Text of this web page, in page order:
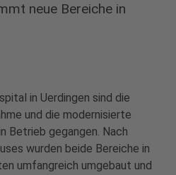
neue Bereiche in
in Uerdingen sind die
und die modernisierte
Betrieb gegangen. Nach
wurden beide Bereiche in
umfangreich umgebaut und